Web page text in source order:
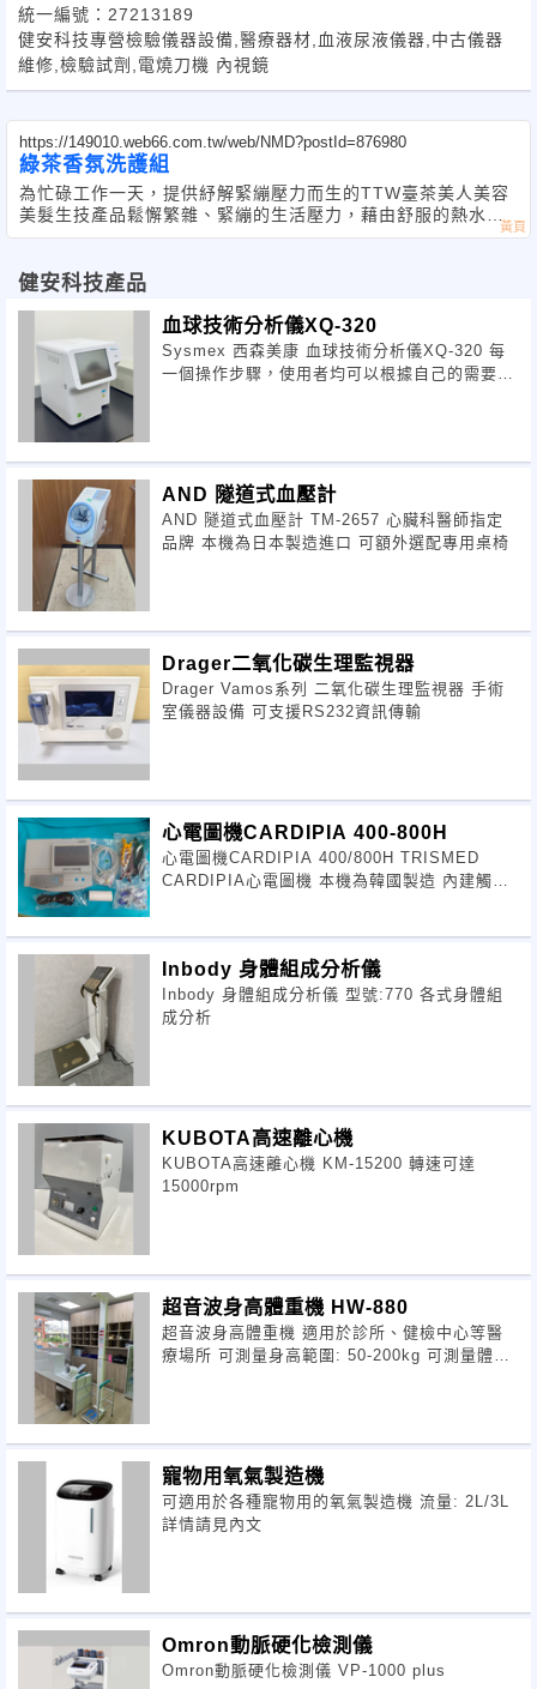
統一編號：27213189
健安科技專營檢驗儀器設備,醫療器材,血液尿液儀器,中古儀器
維修,檢驗試劑,電燒刀機 內視鏡
https://149010.web66.com.tw/web/NMD?postId=876980
綠茶香氛洗護組
為忙碌工作一天，提供紓解緊繃壓力而生的TTW臺茶美人美容
美髮生技產品鬆懈繁雜、緊繃的生活壓力，藉由舒服的熱水澡
搭配台茶美人專為國人設計的產品，放鬆而自在地從頭髮到臉
健安科技產品
血球技術分析儀XQ-320
Sysmex 西森美康 血球技術分析儀XQ-320 每
一個操作步驟，使用者均可以根據自己的需要或
AND 隧道式血壓計
AND 隧道式血壓計 TM-2657 心臟科醫師指定
品牌 本機為日本製造進口 可額外選配專用桌椅
Drager二氧化碳生理監視器
Drager Vamos系列 二氧化碳生理監視器 手術
室儀器設備 可支援RS232資訊傳輸
心電圖機CARDIPIA 400-800H
心電圖機CARDIPIA 400/800H TRISMED
CARDIPIA心電圖機 本機為韓國製造 內建觸控
Inbody 身體組成分析儀
Inbody 身體組成分析儀 型號:770 各式身體組
成分析
KUBOTA高速離心機
KUBOTA高速離心機 KM-15200 轉速可達
15000rpm
超音波身高體重機 HW-880
超音波身高體重機 適用於診所、健檢中心等醫
療場所 可測量身高範圍: 50-200kg 可測量體重
寵物用氧氣製造機
可適用於各種寵物用的氧氣製造機 流量: 2L/3L
詳情請見內文
Omron動脈硬化檢測儀
Omron動脈硬化檢測儀 VP-1000 plus